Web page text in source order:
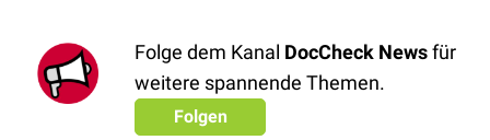
Folge dem Kanal DocCheck Newsfür
weitere spannende Themen.
Folgen